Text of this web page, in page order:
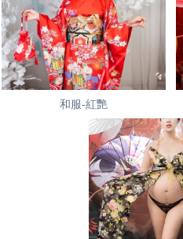
和服-紅艷